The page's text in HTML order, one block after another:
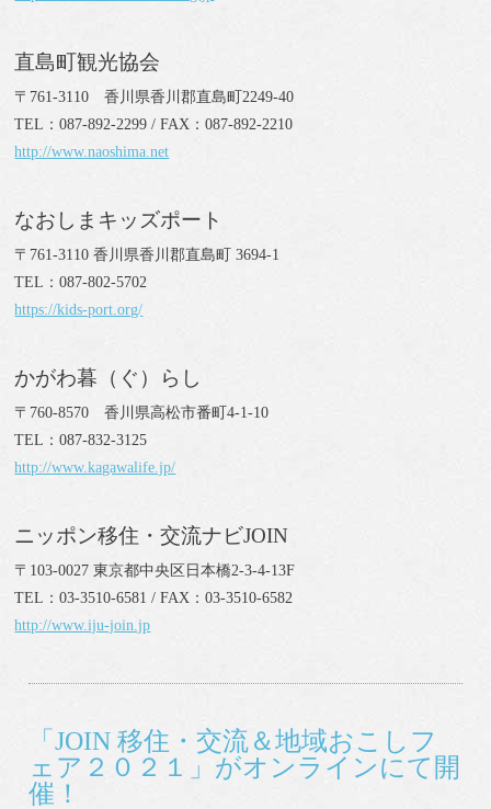
直島町観光協会
〒761-3110 香川県香川郡直島町2249-40
TEL：087-892-2299 / FAX：087-892-2210
http://www.naoshima.net
なおしまキッズポート
〒761-3110 香川県香川郡直島町 3694-1
TEL：087-802-5702
https://kids-port.org/
かがわ暮（ぐ）らし
〒760-8570 香川県高松市番町4-1-10
TEL：087-832-3125
http://www.kagawalife.jp/
ニッポン移住・交流ナビJOIN
〒103-0027 東京都中央区日本橋2-3-4-13F
TEL：03-3510-6581 / FAX：03-3510-6582
http://www.iju-join.jp
「JOIN 移住・交流＆地域おこしフ
ェア２０２１」がオンラインにて開
催！